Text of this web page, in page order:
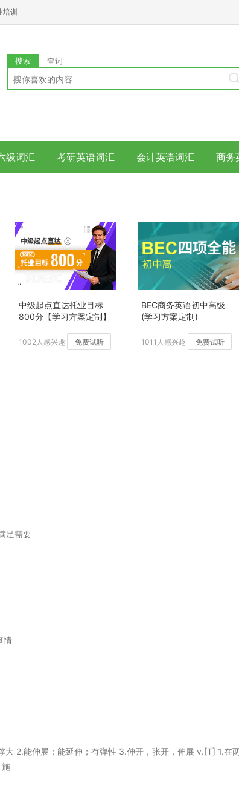
培训
搜索 查词
级词汇 考研英语词汇 会计英语词汇 商务
中级起点直达托业目标
800分【学习方案定制】
1002人感兴趣 免费试听
BEC商务英语初中高级
(学习方案定制)
1011人感兴趣 免费试听
足需要
情
2.能伸展；能延伸；有弹性 3.伸开，张开，伸展 v.[T] 1.在
施